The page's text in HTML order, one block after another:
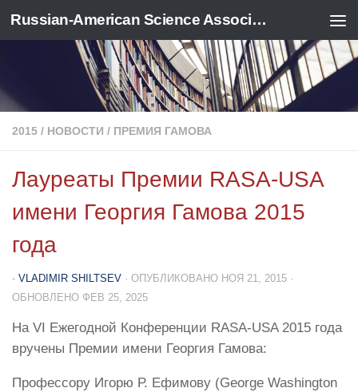
Перейти к содержимому Russian-American Science Association
2015 / НОВОСТИ / ПРЕМИЯ ГАМОВА
Лауреаты Премии RASA-USA
имени Георгия Гамова 2015
года
- VLADIMIR SHILTSEV · ОПУБЛИКОВАНО НОЯ 21, 2015 ·
ОБНОВЛЕНО ФЕВ 25, 2025
На VI Ежегодной Конференции RASA-USA 2015 года
вручены Премии имени Георгия Гамова:
Профессору Игорю Р. Ефимову (George Washington